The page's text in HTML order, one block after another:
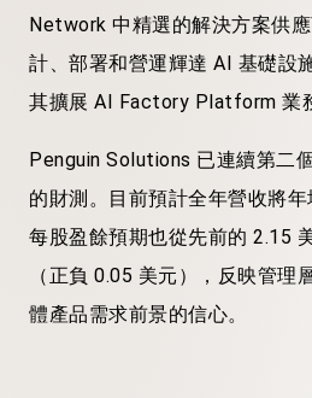
Network 中精選的解決方案供
計、部署和營運輝達 AI 基礎設
其擴展 AI Factory Platform 業
Penguin Solutions 已連續第二
的財測。目前預計全年營收將年
每股盈餘預期也從先前的 2.15
（正負 0.05 美元），反映管理
體產品需求前景的信心。